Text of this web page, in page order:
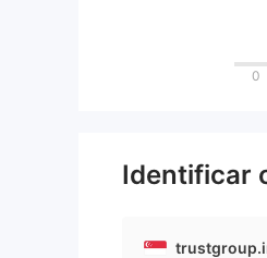
0
Identificar